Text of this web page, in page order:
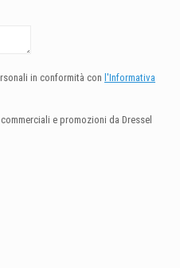
in conformità con l'Informativa
e promozioni da Dressel